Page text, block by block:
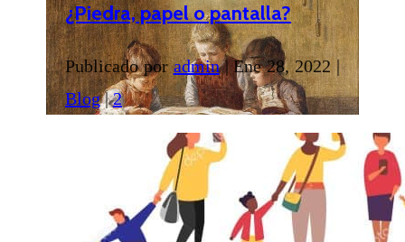
¿Piedra, papel o pantalla?
Publicado poradmin|Ene 28, 2022|
Blog|2